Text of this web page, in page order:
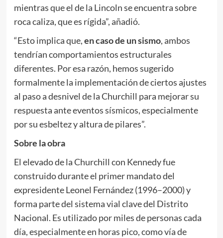
mientras que el de la Lincoln se encuentra sobre
roca caliza, que es rígida”, añadió.
“Esto implica que,en caso de un sismo, ambos
tendrían comportamientos estructurales
diferentes. Por esa razón, hemos sugerido
formalmente la implementación de ciertos ajustes
al paso a desnivel de la Churchill para mejorar su
respuesta ante eventos sísmicos, especialmente
por su esbeltez y altura de pilares”.
Sobre la obra
El elevado de la Churchill con Kennedy fue
construido durante el primer mandato del
expresidente Leonel Fernández (1996–2000) y
forma parte del sistema vial clave del Distrito
Nacional. Es utilizado por miles de personas cada
día, especialmente en horas pico, como vía de